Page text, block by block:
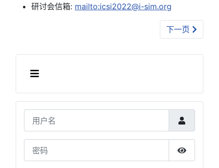
研讨会信箱: mailto:icsi2022@i-sim.org
下一篇文章:
下一页
用户名
密码
显示密码